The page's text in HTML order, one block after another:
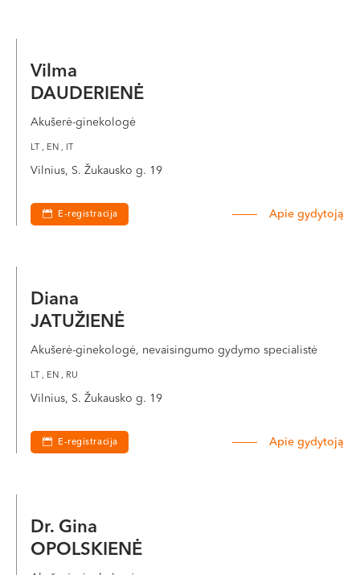
Vilma
DAUDERIENĖ
Akušerė-ginekologė
LT , EN , IT
Vilnius, S. Žukausko g. 19
E-registracija Apie gydytoją
Diana
JATUŽIENĖ
Akušerė-ginekologė, nevaisingumo gydymo specialistė
LT , EN , RU
Vilnius, S. Žukausko g. 19
E-registracija Apie gydytoją
Dr. Gina
OPOLSKIENĖ